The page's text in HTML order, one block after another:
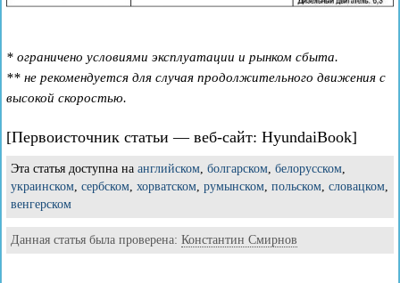
* ограничено условиями эксплуатации и рынком сбыта.
** не рекомендуется для случая продолжительного движения с
высокой скоростью.
[Первоисточник статьи — веб-сайт: HyundaiBook]
Эта статья доступна на английском болгарском белорусском
украинском сербском хорватском румынском польском словацком
венгерском
Данная статья была проверена: Константин Смирнов